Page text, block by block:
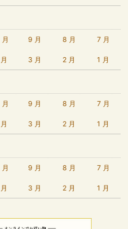
9 月 8 月 7 月
3 月 2 月 1 月
9 月 8 月 7 月
3 月 2 月 1 月
9 月 8 月 7 月
3 月 2 月 1 月